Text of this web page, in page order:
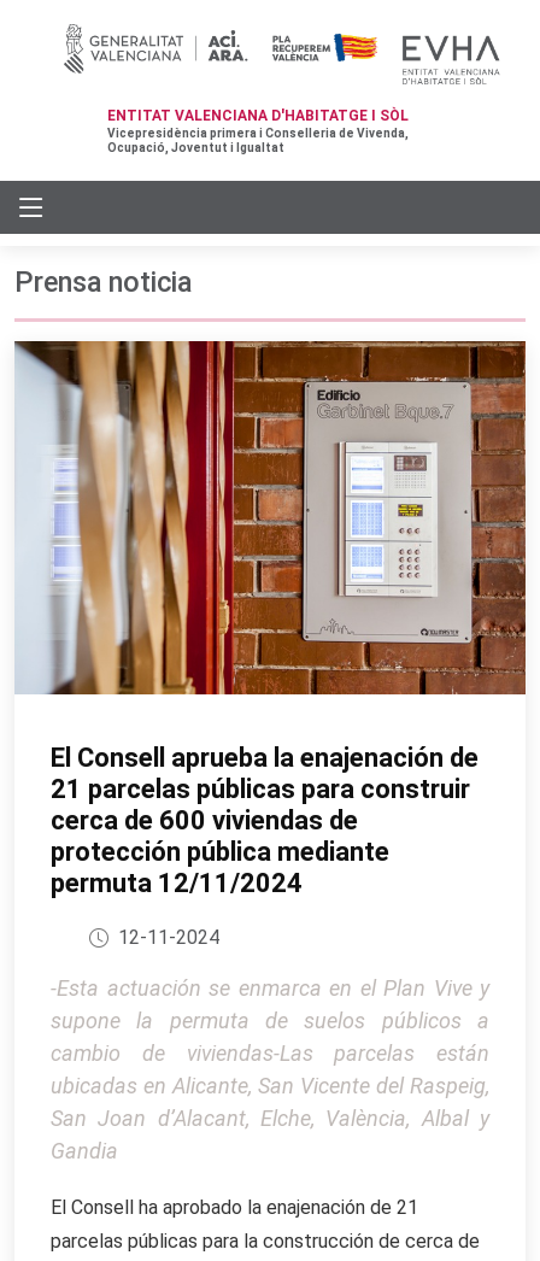
ENTITAT VALENCIANA D'HABITATGE I SÒL
Vicepresidència primera i Conselleria de Vivenda,
Ocupació, Joventut i Igualtat
Prensa noticia
El Consell aprueba la enajenación de
21 parcelas públicas para construir
cerca de 600 viviendas de
protección pública mediante
permuta 12/11/2024
12-11-2024
-Esta actuación se enmarca en el Plan Vive y
supone la permuta de suelos públicos a
cambio de viviendas-Las parcelas están
ubicadas en Alicante, San Vicente del Raspeig,
San Joan d’Alacant, Elche, València, Albal y
Gandia
El Consell ha aprobado la enajenación de 21
parcelas públicas para la construcción de cerca de